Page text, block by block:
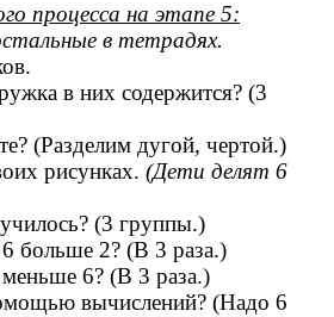
процесса на этапе 5:
в тетрадях.
в них содержится? (3
(Разделим дугой, чертой.)
рисунках. (Дети делят 6
(3 группы.)
6 больше 2? (В 3 раза.)
6? (В 3 раза.)
вычислений? (Надо 6